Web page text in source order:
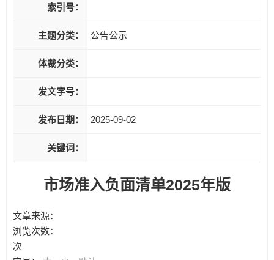
索引号：
主题分类： 公告公示
体裁分类：
发文字号：
发布日期： 2025-09-02
关键词：
市场准入负面清单2025年版
文章来源：
浏览次数：
次